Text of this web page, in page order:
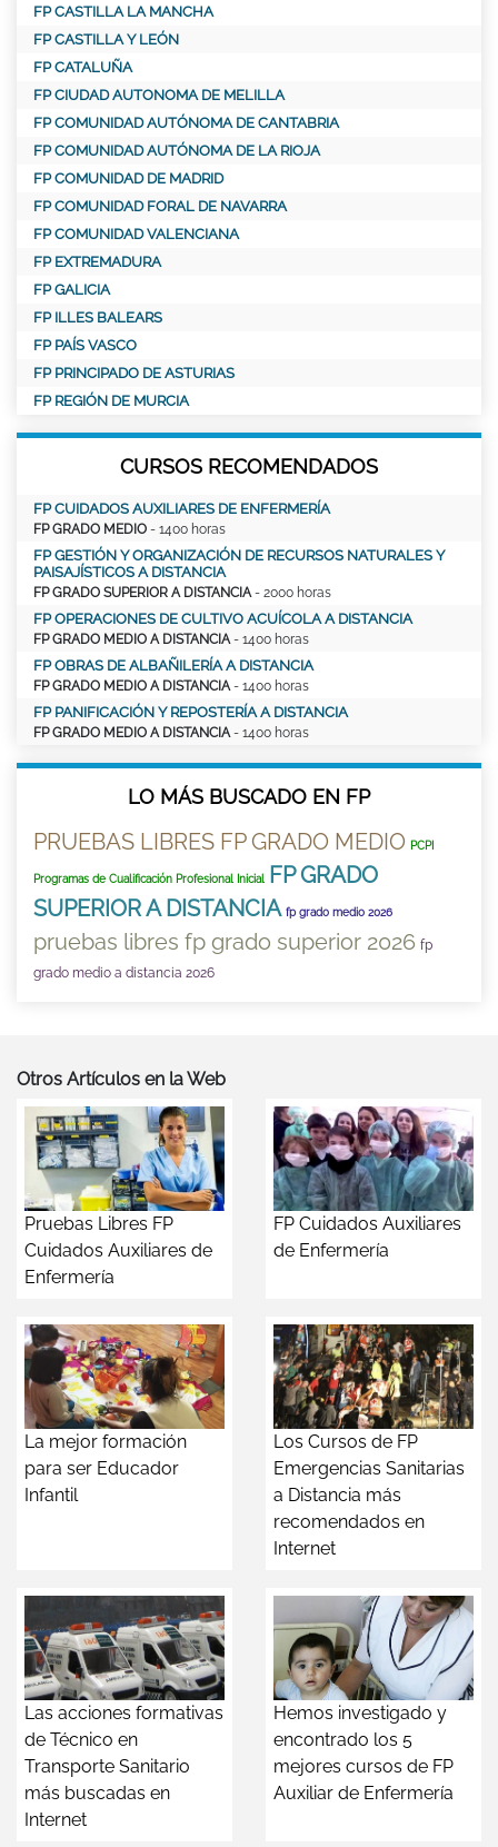
FP CASTILLA LA MANCHA
FP CASTILLA Y LEÓN
FP CATALUÑA
FP CIUDAD AUTONOMA DE MELILLA
FP COMUNIDAD AUTÓNOMA DE CANTABRIA
FP COMUNIDAD AUTÓNOMA DE LA RIOJA
FP COMUNIDAD DE MADRID
FP COMUNIDAD FORAL DE NAVARRA
FP COMUNIDAD VALENCIANA
FP EXTREMADURA
FP GALICIA
FP ILLES BALEARS
FP PAÍS VASCO
FP PRINCIPADO DE ASTURIAS
FP REGIÓN DE MURCIA
CURSOS RECOMENDADOS
FP CUIDADOS AUXILIARES DE ENFERMERÍA
FP GRADO MEDIO - 1400 horas
FP GESTIÓN Y ORGANIZACIÓN DE RECURSOS NATURALES Y
PAISAJÍSTICOS A DISTANCIA
FP GRADO SUPERIOR A DISTANCIA- 2000 horas
FP OPERACIONES DE CULTIVO ACUÍCOLA A DISTANCIA
FP GRADO MEDIO A DISTANCIA- 1400 horas
FP OBRAS DE ALBAÑILERÍA A DISTANCIA
FP GRADO MEDIO A DISTANCIA- 1400 horas
FP PANIFICACIÓN Y REPOSTERÍA A DISTANCIA
FP GRADO MEDIO A DISTANCIA- 1400 horas
LO MÁS BUSCADO EN FP
PRUEBAS LIBRES FP GRADO MEDIO PCPI
Programas de Cualificación Profesional Inicial
FP GRADO
SUPERIOR A DISTANCIA fp grado medio 2026
pruebas libres fp grado superior 2026 fp
grado medio a distancia 2026
Otros Artículos en la Web
Pruebas Libres FP
Cuidados Auxiliares de
Enfermería
FP Cuidados Auxiliares
de Enfermería
La mejor formación
para ser Educador
Infantil
Los Cursos de FP
Emergencias Sanitarias
a Distancia más
recomendados en
Internet
Las acciones formativas
de Técnico en
Transporte Sanitario
más buscadas en
Internet
Hemos investigado y
encontrado los 5
mejores cursos de FP
Auxiliar de Enfermería